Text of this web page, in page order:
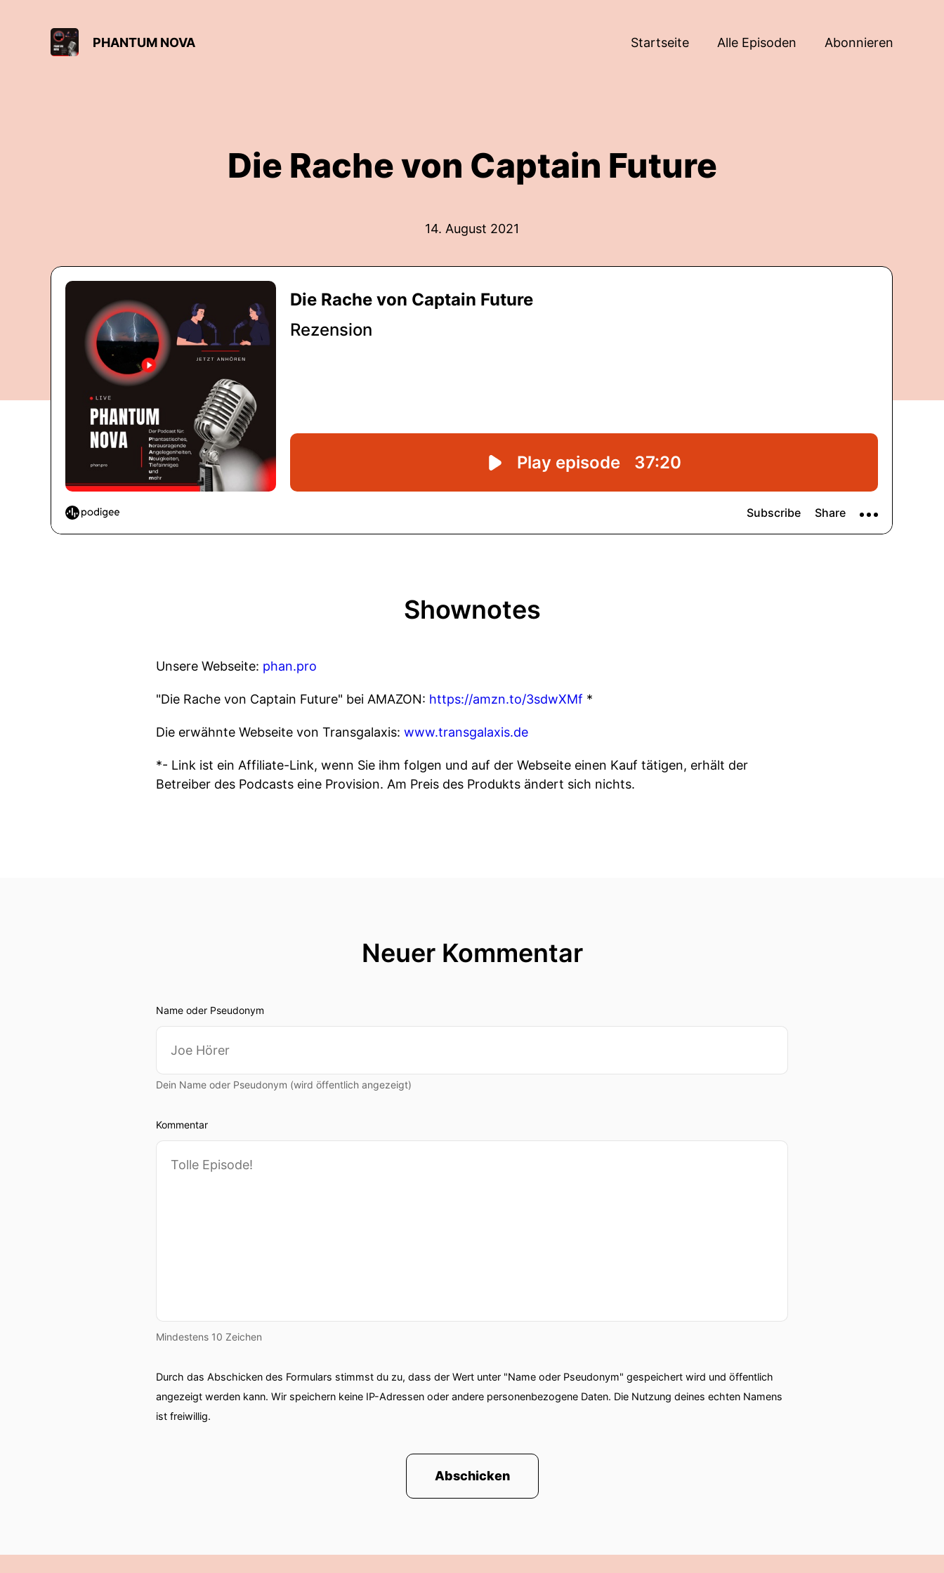
PHANTUM NOVA Startseite Alle Episoden Abonnieren
Die Rache von Captain Future
14. August 2021
Shownotes
Unsere Webseite: phan.pro
"Die Rache von Captain Future" bei AMAZON: https://amzn.to/3sdwXMf *
Die erwähnte Webseite von Transgalaxis: www.transgalaxis.de
*- Link ist ein Affiliate-Link, wenn Sie ihm folgen und auf der Webseite einen Kauf tätigen, erhält der
Betreiber des Podcasts eine Provision. Am Preis des Produkts ändert sich nichts.
Neuer Kommentar
Name oder Pseudonym
Dein Name oder Pseudonym (wird öffentlich angezeigt)
Kommentar
Mindestens 10 Zeichen
Durch das Abschicken des Formulars stimmst du zu, dass der Wert unter "Name oder Pseudonym" gespeichert wird und öffentlich
angezeigt werden kann. Wir speichern keine IP-Adressen oder andere personenbezogene Daten. Die Nutzung deines echten Namens
ist freiwillig.
Abschicken